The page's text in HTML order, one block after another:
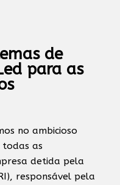
de
para as
no ambicioso
as
detida pela
responsável pela